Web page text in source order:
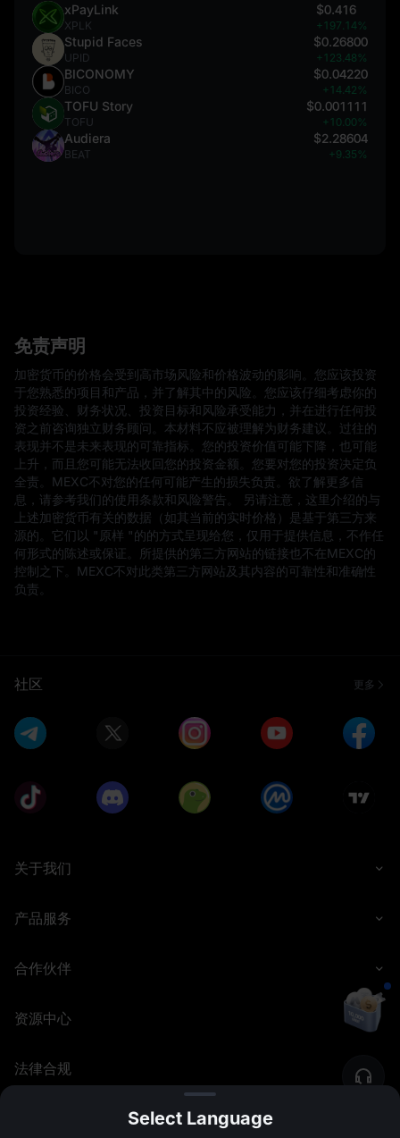
xPayLink
XPLK
$0.416
+197.14%
Stupid Faces
UPID
$0.26800
+123.48%
BICONOMY
BICO
$0.04220
+14.42%
TOFU Story
TOFU
$0.001111
+10.00%
Audiera
BEAT
$2.28604
+9.35%
免责声明
加密货币的价格会受到高市场风险和价格波动的影响。您应该投资
于您熟悉的项目和产品，并了解其中的风险。您应该仔细考虑你的
投资经验、财务状况、投资目标和风险承受能力，并在进行任何投
资之前咨询独立财务顾问。本材料不应被理解为财务建议。过往的
表现并不是未来表现的可靠指标。您的投资价值可能下降，也可能
上升，而且您可能无法收回您的投资金额。您要对您的投资决定负
全责。MEXC不对您的任何可能产生的损失负责。欲了解更多信
息，请参考我们的使用条款和风险警告。 另请注意，这里介绍的与
上述加密货币有关的数据（如其当前的实时价格）是基于第三方来
源的。它们以 "原样 "的的方式呈现给您，仅用于提供信息，不作任
何形式的陈述或保证。所提供的第三方网站的链接也不在MEXC的
控制之下。MEXC不对此类第三方网站及其内容的可靠性和准确性
负责。
社区 更多
关于我们
产品服务
合作伙伴
资源中心
法律合规
Select Language